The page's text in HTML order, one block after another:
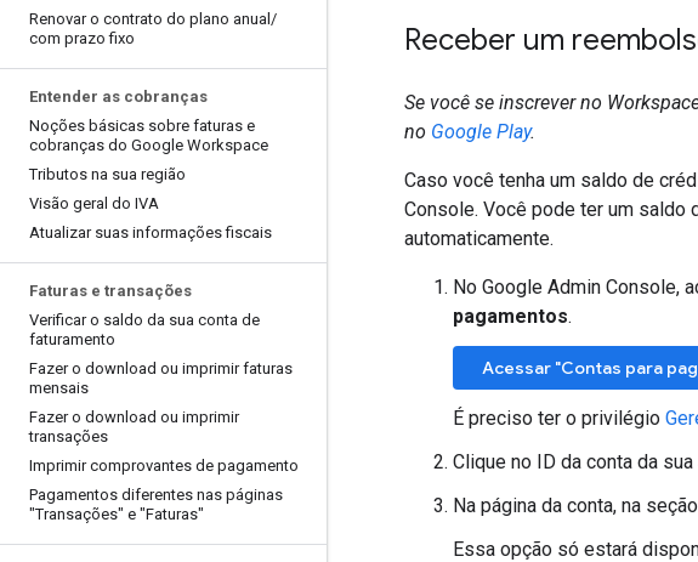
Renovar o contrato do plano anual /
com prazo fixo
Entender as cobranças
Noções básicas sobre faturas e
cobranças do Google Workspace
Tributos na sua região
Visão geral do IVA
Atualizar suas informações fiscais
Faturas e transações
Verificar o saldo da sua conta de
faturamento
Fazer o download ou imprimir faturas
mensais
Fazer o download ou imprimir
transações
Imprimir comprovantes de pagamento
Pagamentos diferentes nas páginas
"Transações" e "Faturas"
Receber um
Se você se inscrever no
no Google Play.
Caso você tenha um saldo de
Console. Você pode ter um saldo
automaticamente.
No Google Admin Console,
pagamentos.
Acessar "Contas para
É preciso ter o privilégio
Clique no ID da conta da sua
Na página da conta, na seção
Essa opção só estará